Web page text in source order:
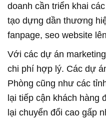
doanh cần triển khai
tạo dựng dần thương
fanpage, seo website
Với các dự án
chi phí hợp lý. Các dự
Phòng cũng như các
lại tiếp cận khách hàng
lại chuyển đổi cao gấp